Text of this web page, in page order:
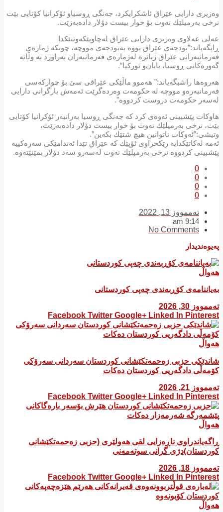
وەزیری دارایی عێراق ئاشكرایكرد، جەنگی ڕوسیاو ئۆكرانیا كۆتایی بێت
نرخی بەرمیلێك نەوت بۆ خوار بیست دۆلار دادەبەزێت.
عەلی عەلاوی وەزیری دارایی عێراق لەچاوپێكەوتنێكدا
ڕایگەیاند:”بودجەی عێراق بووە بەبودجەی مووچە، چونكە ژمارەی
فەرمانبەرانی عێراق زیاترە لەژمارەی فەرمانبەران بەراورد بە وڵاتە
گەورەكانی ڕوسیا، یابان‌و توركیا”.
هەروەها راشیگەیاند:” هەموو ماڵێكی عێراقی سێ بۆ چواركەسی
فەرمانبەرەو مووچە لە حكومەت وەردەگرێت ئەمەش بارگرانی دارایی
لەسەر حكومەت دروست كردووە”.
هاوكات پێشبینی ئەوەی كرد كە جەنگی ڕوسیا بەرانبەر ئۆكرانیا كۆتایی
بێت، نرخی بەرمیلێك نەوت بۆ خوار بیست دۆلار دادەبەزێت،
وتیشی:”ئەوكات ناتوانین هیچ شتێك بكەین”.
ئەمە لەكاتێكدایە رێكخراوی ئۆپێك كە عێراق تێدا ئەندامێكی سەرەكییە
پێشبینی كردووە نرخی بەرمیلێك نەوت لەسەرو سەد دۆلار بمێنێتەوە.
0
0
0
0
تەممووز 13, 2022
9:14 am
No Comments
پەیوەندیدار
هەواڵ
بەیاننامەی کۆڕبەندی چەپی کوردستانی
تەممووز 30, 2026
Facebook Twitter Google+ Linked In Pinterest
هەواڵ
شاندێکی حزبی زەحمەتکێشانی کوردستان سەردانی سەرۆکی
کۆمەڵی دادگەریی کوردستان دەکات
تەممووز 21, 2026
Facebook Twitter Google+ Linked In Pinterest
هەواڵ
ڕاگەیاندراوی ناڕەزایی لقی هەولێری (حزبی زەحمەتکێشانی
کوردستان)دژی گرانی سوتەمەنی
تەممووز 18, 2026
Facebook Twitter Google+ Linked In Pinterest
هەواڵ